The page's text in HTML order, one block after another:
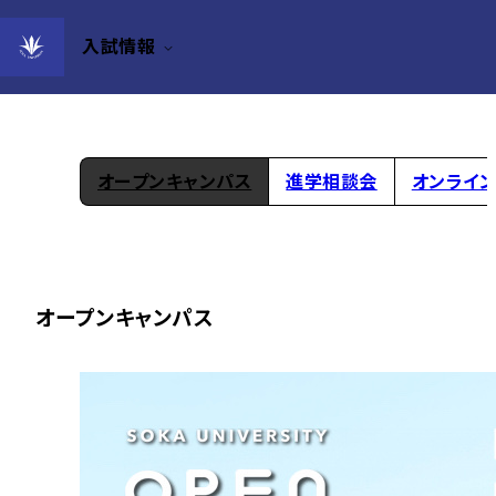
入試情報
受験生向けイベント一覧
オープンキャンパス 進学相談会 オンライ
オープンキャンパス